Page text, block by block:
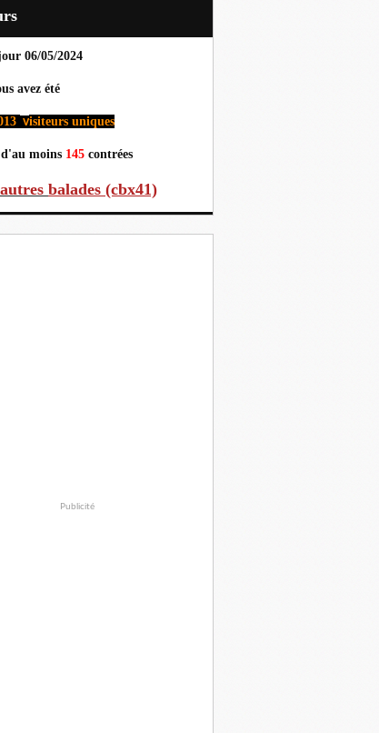
06/05/2024
été
visiteurs uniques
moins 145 contrées
balades (cbx41)
Publicité